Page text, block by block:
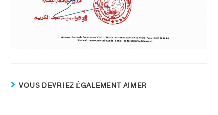
VOUS DEVRIEZ ÉGALEMENT AIMER